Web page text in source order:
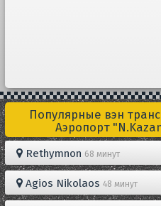
Популярные вэн
Aэропорт
Rethymnon 68 минут
Agios Nikolaos 48 минут